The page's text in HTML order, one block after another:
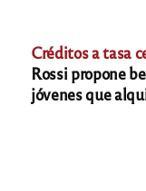
Créditos a tasa
Rossi propone
jóvenes que